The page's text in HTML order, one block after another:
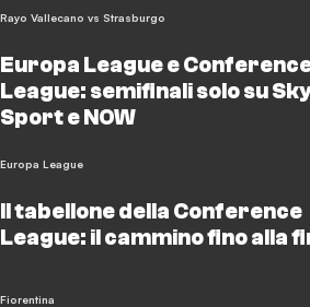
Rayo Vallecano vs Strasburgo
Europa League e
League: semifinali solo su Sky
Sport e NOW
Europa League
Il tabellone della Conference
League: il cammino fino alla
Fiorentina